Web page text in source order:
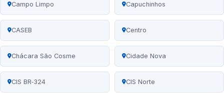
Campo Limpo Capuchinhos
CASEB Centro
Chácara São Cosme Cidade Nova
CIS BR‑324 CIS Norte